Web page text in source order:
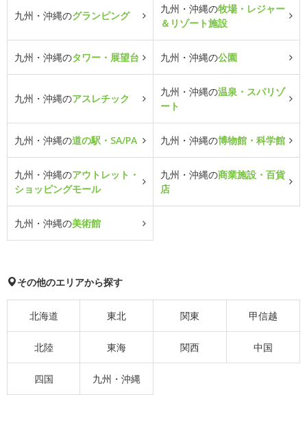
九州・沖縄のグランピング
九州・沖縄の牧場・レジャー
＆リゾート施設
九州・沖縄のタワー・展望台 九州・沖縄の公園
九州・沖縄のアスレチック
九州・沖縄の温泉・スパリゾ
ート
九州・沖縄の道の駅・SA/PA 九州・沖縄の博物館・科学館
九州・沖縄のアウトレット・
ショッピングモール
九州・沖縄の商業施設・百貨
店
九州・沖縄の美術館
その他のエリアから探す
北海道 東北 関東 甲信越
北陸 東海 関西 中国
四国 九州・沖縄